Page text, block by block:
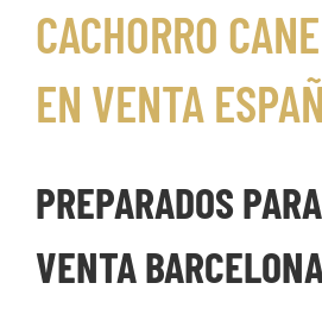
CACHORRO
EN VENTA
PREPARADOS
VENTA